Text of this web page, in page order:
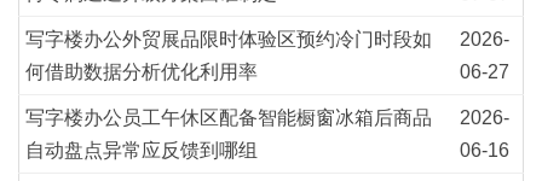
写字楼办公外贸展品限时体验区预约冷门时段如
何借助数据分析优化利用率
2026-
06-27
写字楼办公员工午休区配备智能橱窗冰箱后商品
自动盘点异常应反馈到哪组
2026-
06-16